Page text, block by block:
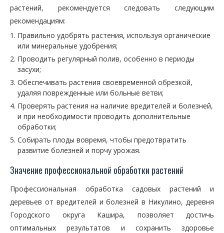
растений, рекомендуется следовать следующим
рекомендациям:
Правильно удобрять растения, используя органические
или минеральные удобрения;
Проводить регулярный полив, особенно в периоды
засухи;
Обеспечивать растения своевременной обрезкой,
удаляя поврежденные или больные ветви;
Проверять растения на наличие вредителей и болезней,
и при необходимости проводить дополнительные
обработки;
Собирать плоды вовремя, чтобы предотвратить
развитие болезней и порчу урожая.
Значение профессиональной обработки растений
Профессиональная обработка садовых растений и
деревьев от вредителей и болезней в Никулино, деревня
Городского округа Кашира, позволяет достичь
оптимальных результатов и сохранить здоровье